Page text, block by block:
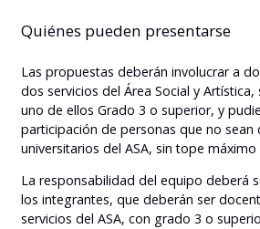
Quiénes pueden presentarse
Las propuestas deberán involucrar a
dos servicios del Área Social y
uno de ellos Grado 3 o superior, y
participación de personas que no sean
universitarios del ASA, sin tope
La responsabilidad del equipo deberá
los integrantes, que deberán ser
servicios del ASA, con grado 3 o